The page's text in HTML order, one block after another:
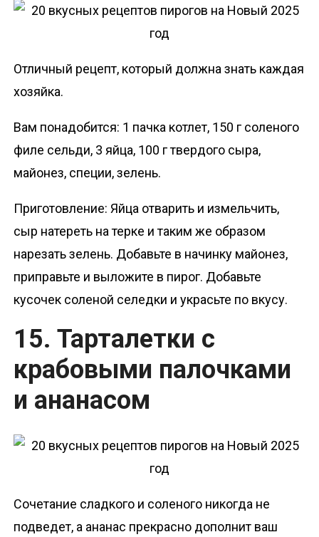
Отличный рецепт, который должна знать каждая
хозяйка.
Вам понадобится: 1 пачка котлет, 150 г соленого
филе сельди, 3 яйца, 100 г твердого сыра,
майонез, специи, зелень.
Приготовление: Яйца отварить и измельчить,
сыр натереть на терке и таким же образом
нарезать зелень. Добавьте в начинку майонез,
приправьте и выложите в пирог. Добавьте
кусочек соленой селедки и украсьте по вкусу.
15. Тарталетки с
крабовыми палочками
и ананасом
Сочетание сладкого и соленого никогда не
подведет, а ананас прекрасно дополнит ваш